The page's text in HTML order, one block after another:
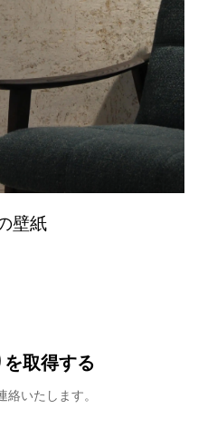
壁紙
取得する
いたします。